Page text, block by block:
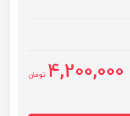
4,200,000 تومان